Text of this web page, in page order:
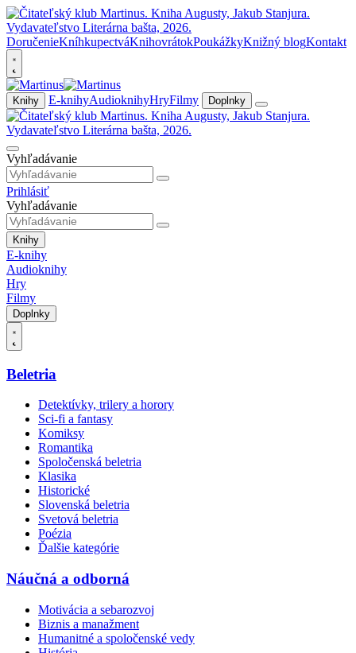
DoručenieKníhkupectváKnihovrátokPoukážkyKnižný blogKontakt
Knihy E-knihyAudioknihyHryFilmy Doplnky
Vyhľadávanie
Prihlásiť
Vyhľadávanie
Knihy
E-knihy
Audioknihy
Hry
Filmy
Doplnky
Beletria
Detektívky, trilery a horory
Sci-fi a fantasy
Komiksy
Romantika
Spoločenská beletria
Klasika
Historické
Slovenská beletria
Svetová beletria
Poézia
Ďalšie kategórie
Náučná a odborná
Motivácia a sebarozvoj
Biznis a manažment
Humanitné a spoločenské vedy